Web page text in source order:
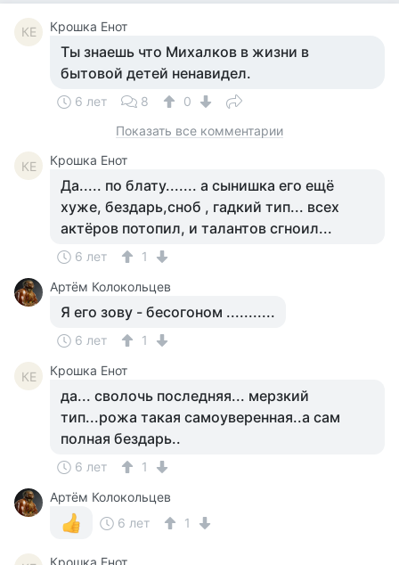
КЕ Крошка Енот
Ты знаешь что Михалков в жизни в
бытовой детей ненавидел.
6 лет 8
0
Показать все комментарии
КЕ Крошка Енот
Да..... по блату....... а сынишка его ещё
хуже, бездарь,сноб , гадкий тип... всех
актёров потопил, и талантов сгноил...
6 лет
1
Артём Колокольцев
Я его зову - бесогоном ...........
6 лет 1
КЕ Крошка Енот
да... сволочь последняя... мерзкий
тип...рожа такая самоуверенная..а сам
полная бездарь..
6 лет
1
Артём Колокольцев
6 лет
1
Крошка Енот